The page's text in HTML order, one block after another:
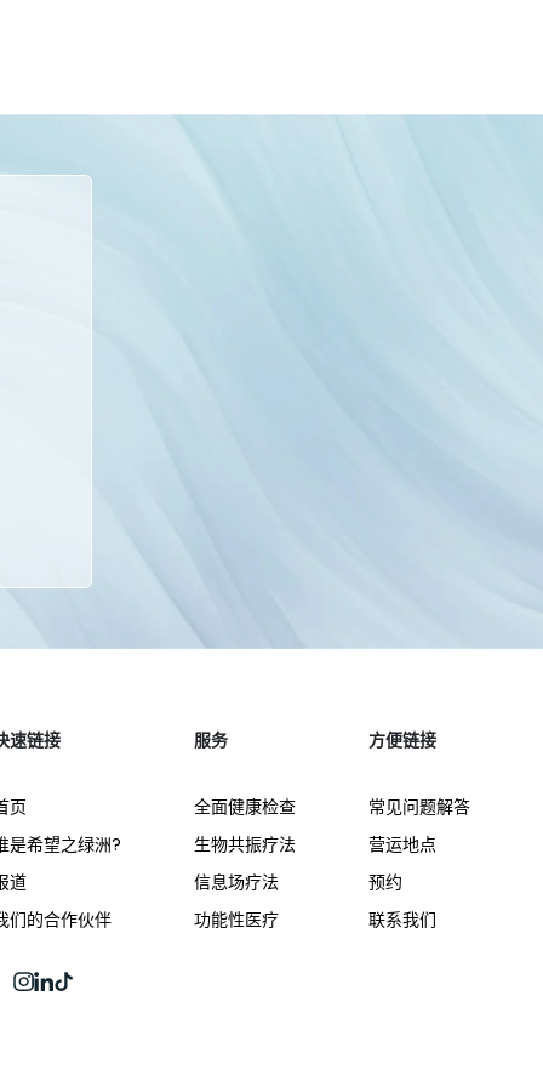
速链接
页
是希望之绿洲?
道
们的合作伙伴
服务
全面健康检查
生物共振疗法
信息场疗法
功能性医疗
方便链接
常见问题解答
营运地点
预约
联系我们